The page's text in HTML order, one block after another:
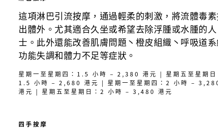
這項淋巴引流按摩，通過輕柔的刺激，將流體毒
出體外。尤其適合久坐或希望去除浮腫或水腫的人
士。此外還能改善肌膚問題丶橙皮組織丶呼吸道
功能失調和體力不足等症狀。
星期一至星期四：1.5 小時 – 2,380 港元 | 星期五至星期日
1.5 小時 – 2,680 港元 | 星期一至星期四：2 小時 –
港元 | 星期五至星期日：2 小時 – 3,480 港元
四手按摩